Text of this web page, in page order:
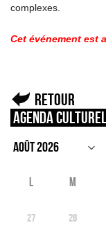
complexes.
Cet événement est
Retour
Agenda culturel
L M
27 28